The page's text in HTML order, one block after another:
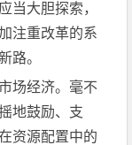
当大胆探索，
注重改革的系
路。
场经济。毫不
地鼓励、支
资源配置中的